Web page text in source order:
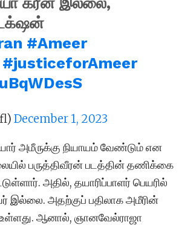
#Ameer
#justiceforAmeer
December 1, 2023
அமீருக்கு நியாயம் வேண்டும் என
பருத்திவீரன் படத்தின் தணிக்கை
அதில், தயாரிப்பாளர் பெயரில்
இல்லை. அதற்குப் பதிலாக அமீரின்
ஆனால், ஞானவேல்ராஜா